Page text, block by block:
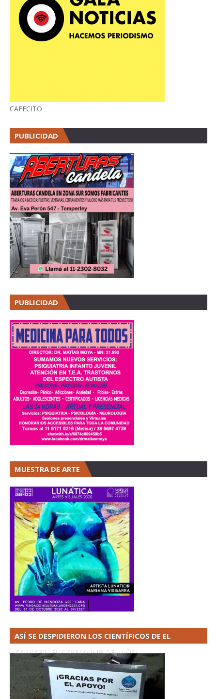
CAFECITO
PUBLICIDAD
PUBLICIDAD
MUESTRA DE ARTE
ASÍ SE DESPIDIERON LOS CIENTÍFICOS DE EL
CONICET. EL STREAMING DEL AÑO